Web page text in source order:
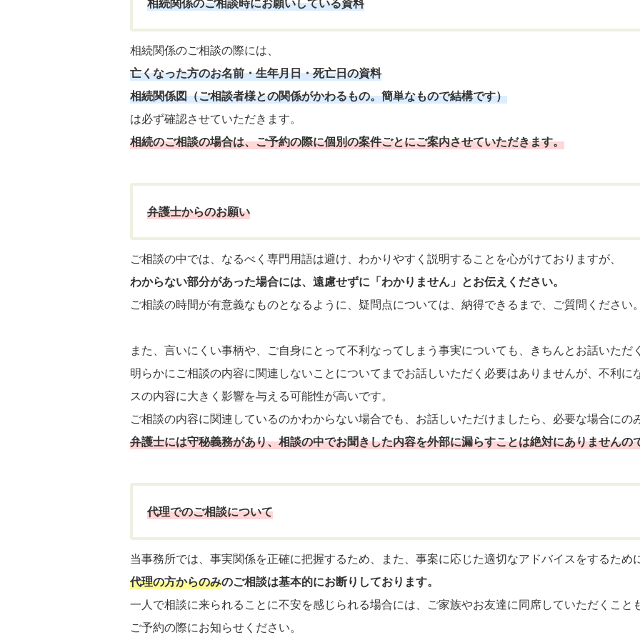
相続関係のご相談の際には、
亡くなった方のお名前・生年月日・死亡日の資料
相続関係図（ご相談者様との関係がかわるもの。簡単なもので結構です）
は必ず確認させていただきます。
相続のご相談の場合は、ご予約の際に個別の案件ごとにご案内させていただきます。
弁護士からのお願い
ご相談の中では、なるべく専門用語は避け、わかりやすく説明することを心がけておりますが、
わからない部分があった場合には、遠慮せずに「わかりません」とお伝えください。
ご相談の時間が有意義なものとなるように、疑問点については、納得できるまで、ご質問ください
また、言いにくい事柄や、ご自身にとって不利なってしまう事実についても、きちんとお話いただ
明らかにご相談の内容に関連しないことについてまでお話しいただく必要はありませんが、不利
スの内容に大きく影響を与える可能性が高いです。
ご相談の内容に関連しているのかわからない場合でも、お話しいただけましたら、必要な場合にの
弁護士には守秘義務があり、相談の中でお聞きした内容を外部に漏らすことは絶対にありませんの
代理でのご相談について
当事務所では、事実関係を正確に把握するため、また、事案に応じた適切なアドバイスをするため
代理の方からのみのご相談は基本的にお断りしております。
一人で相談に来られることに不安を感じられる場合には、ご家族やお友達に同席していただくこと
ご予約の際にお知らせください。